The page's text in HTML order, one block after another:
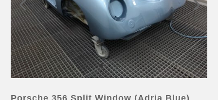
Porsche 356 Split Window (Adria Blue)